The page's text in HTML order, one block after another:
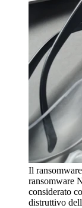
Il
ransomware
considerato
distruttivo